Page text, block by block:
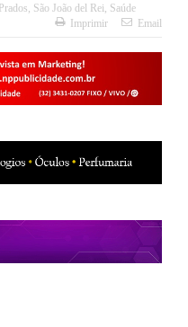
Prados, São João del Rei, Saúde
Imprimir Email